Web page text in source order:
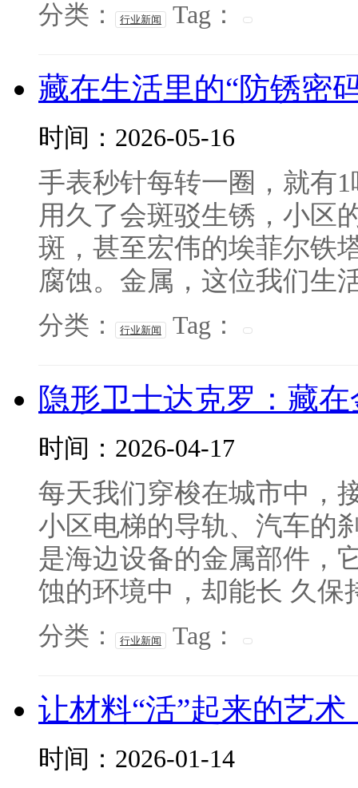
分类： 行业新闻 Tag：
藏在生活里的“防锈
时间：2026-05-16
手表秒针每转一圈，就有
用久了会斑驳生锈，小区
斑，甚至宏伟的埃菲尔铁
腐蚀。金属，这位我们生
分类： 行业新闻 Tag：
隐形卫士达克罗：藏
时间：2026-04-17
每天我们穿梭在城市中
小区电梯的导轨、汽车的
是海边设备的金属部件，
蚀的环境中，却能长 久保
分类： 行业新闻 Tag：
让材料“活”起来的艺
时间：2026-01-14